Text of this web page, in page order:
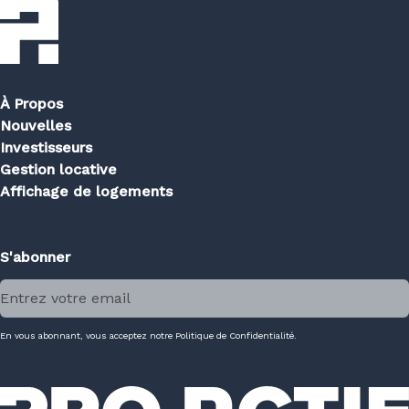
À Propos
Nouvelles
Investisseurs
Gestion locative
Affichage de logements
S'abonner
En vous abonnant, vous acceptez notre Politique de Confidentialité.